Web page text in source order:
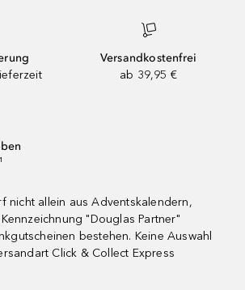
Versandkostenfrei
ab 39,95 €
nicht allein aus Adventskalendern,
"Douglas Partner"
bestehen. Keine Auswahl
Click & Collect Express